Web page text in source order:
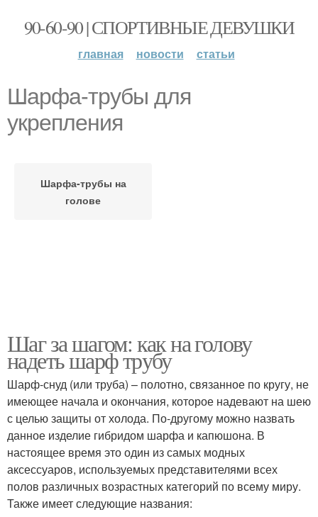
90-60-90 | СПОРТИВНЫЕ ДЕВУШКИ
главная новости статьи
Шарфа-трубы для
укрепления
Шарфа-трубы на
голове
Шаг за шагом: как на голову
надеть шарф трубу
Шарф-снуд (или труба) – полотно, связанное по кругу, не
имеющее начала и окончания, которое надевают на шею
с целью защиты от холода. По-другому можно назвать
данное изделие гибридом шарфа и капюшона. В
настоящее время это один из самых модных
аксессуаров, используемых представителями всех
полов различных возрастных категорий по всему миру.
Также имеет следующие названия: